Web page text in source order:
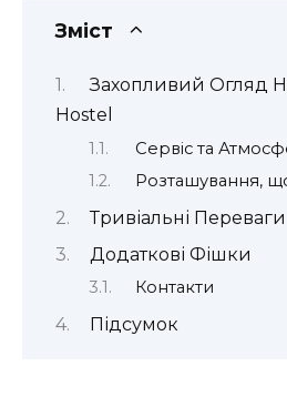
Зміст
Захопливий Огляд
Hostel
Сервіс та
Розташування,
Тривіальні Переваги
Додаткові Фішки
Контакти
Підсумок